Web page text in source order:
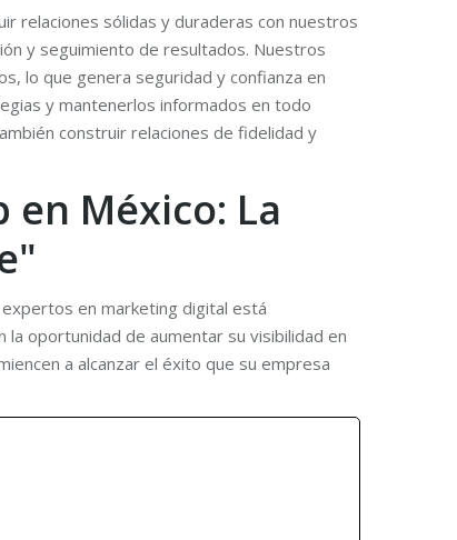
relaciones sólidas y duraderas con nuestros
y seguimiento de resultados. Nuestros
lo que genera seguridad y confianza en
y mantenerlos informados en todo
construir relaciones de fidelidad y
México: La
en marketing digital está
oportunidad de aumentar su visibilidad en
a alcanzar el éxito que su empresa